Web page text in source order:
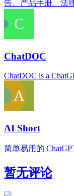
告、产品手册、法
ChatDOC
ChatDOC is a
AI Short
简单易用的
暂无评论